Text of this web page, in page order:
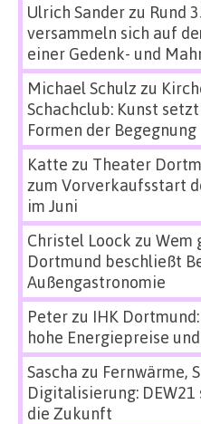
Ulrich Sanderzu Rund
versammeln sich auf
einer Gedenk- und
Michael Schulz zu
Schachclub: Kunst
Formen der Begegnung
Katte zu Theater
zum Vorverkaufsstart
im Juni
Christel Loock zu Wem
Dortmund beschließt
Außengastronomie
Peterzu IHK
hohe Energiepreise
Sascha zu Fernwärme,
Digitalisierung:
die Zukunft